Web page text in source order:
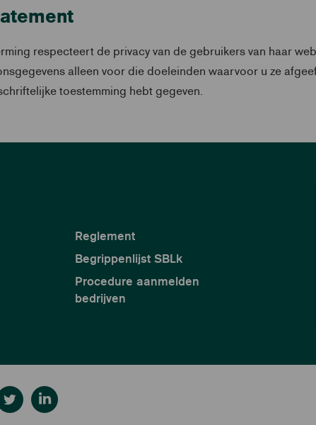
respecteert de privacy van de gebruikers van haar
alleen voor die doeleinden waarvoor u ze
toestemming hebt gegeven.
Reglement
Begrippenlijst SBLk
Procedure aanmelden
bedrijven